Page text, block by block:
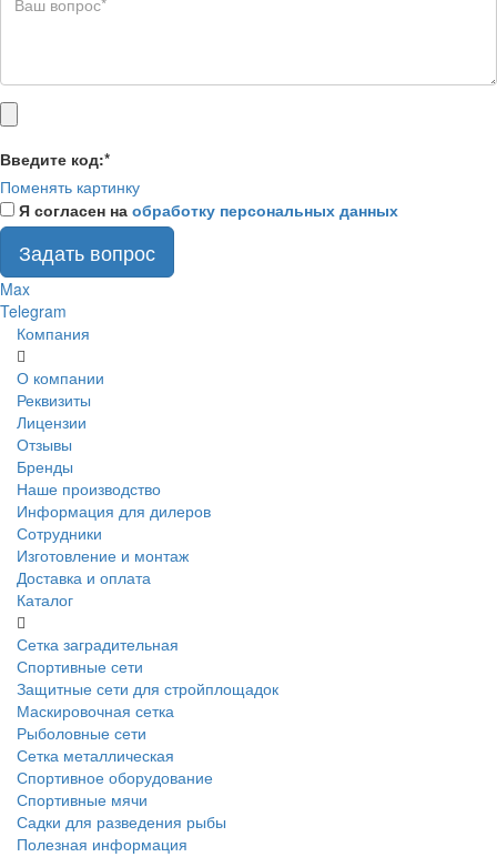
Введите код:*
Поменять картинку
Я согласен на обработку персональных данных
Задать вопрос
Max
Telegram
Компания
О компании
Реквизиты
Лицензии
Отзывы
Бренды
Наше производство
Информация для дилеров
Сотрудники
Изготовление и монтаж
Доставка и оплата
Каталог
Сетка заградительная
Спортивные сети
Защитные сети для стройплощадок
Маскировочная сетка
Рыболовные сети
Сетка металлическая
Спортивное оборудование
Спортивные мячи
Садки для разведения рыбы
Полезная информация